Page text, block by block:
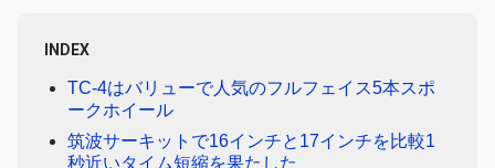
INDEX
TC-4はバリューで人気のフルフェイス5本スポ
ークホイール
筑波サーキットで16インチと17インチを比較1
秒近いタイム短縮を果たした